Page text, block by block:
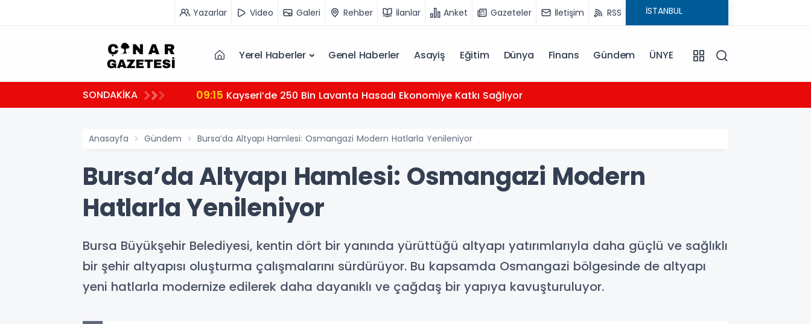
Yazarlar Video Galeri Rehber İlanlar Anket Gazeteler İletişim RSS
Yerel Haberler Genel Haberler Asayiş Eğitim Dünya Finans Gündem ÜNYE
SONDAKİKA 09:15 Kayseri’de 250 Bin Lavanta Hasadı Ekonomiye Katkı Sağlıyor
Anasayfa Gündem Bursa’da Altyapı Hamlesi: Osmangazi Modern Hatlarla Yenileniyor
Bursa’da Altyapı Hamlesi: Osmangazi Modern
Hatlarla Yenileniyor
Bursa Büyükşehir Belediyesi, kentin dört bir yanında yürüttüğü altyapı yatırımlarıyla daha güçlü ve sağlıklı
bir şehir altyapısı oluşturma çalışmalarını sürdürüyor. Bu kapsamda Osmangazi bölgesinde de altyapı
yeni hatlarla modernize edilerek daha dayanıklı ve çağdaş bir yapıya kavuşturuluyor.